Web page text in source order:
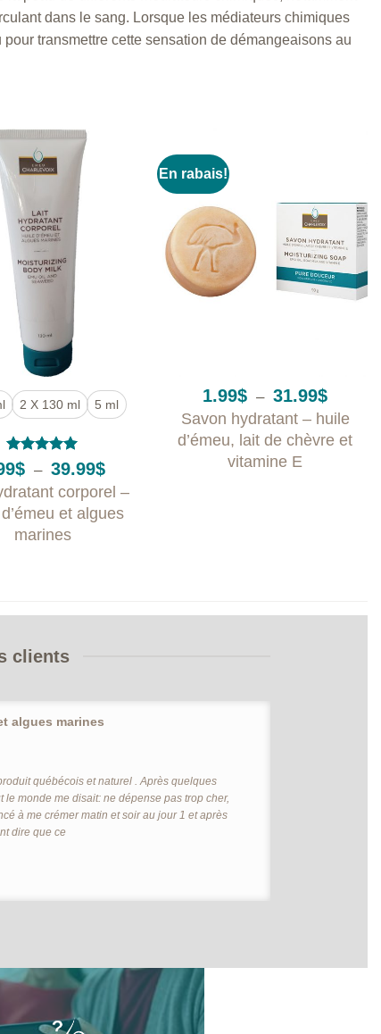
dans le sang. Lorsque les médiateurs chimiques
transmettre cette sensation de démangeaisons au
2 X 130 ml 5 ml
Note
sur
5$ – 39.99$Plage
de
prix :
3.99$
à
corporel –
et algues
marines
En rabais!
1.99$ – 31.99$Plage
prix :
1.99$
à
Savon hydratant – huile
d’émeu, lait de chèvre et
vitamine E
clients
algues marines
québécois et naturel . Après quelques
le monde me disait: ne dépense pas trop cher,
à me crémer matin et soir au jour 1 et après
dire que ce